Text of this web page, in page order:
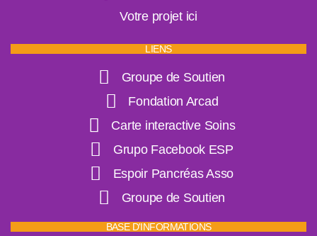
Votre projet ici
LIENS
Groupe de Soutien
Fondation Arcad
Carte interactive Soins
Grupo Facebook ESP
Espoir Pancréas Asso
Groupe de Soutien
BASE D'INFORMATIONS